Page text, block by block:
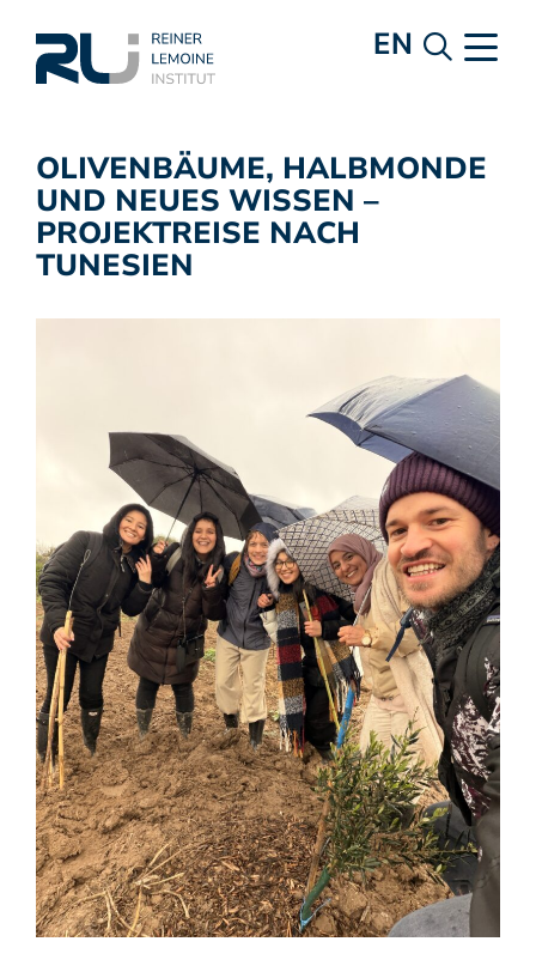
EN
OLIVENBÄUME, HALBMONDE
UND NEUES WISSEN –
PROJEKTREISE NACH
TUNESIEN